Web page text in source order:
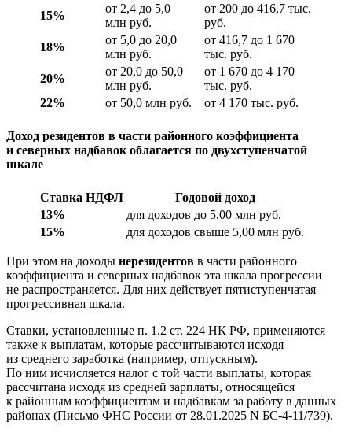
15%
от 2,4 до 5,0
млн руб.
от 200 до 416,7 тыс.
руб.
18%
от 5,0 до 20,0
млн руб.
от 416,7 до 1 670
тыс. руб.
20%
от 20,0 до 50,0
млн руб.
от 1 670 до 4 170
тыс. руб.
22%
от 50,0 млн руб. от 4 170 тыс. руб.
Доход резидентов в части районного коэффициента
и северных надбавок облагается по двухступенчатой
шкале
Ставка НДФЛ
Годовой доход
13%
для доходов до 5,00 млн руб.
15%
для доходов свыше 5,00 млн руб.
При этом на доходы нерезидентов в части районного
коэффициента и северных надбавок эта шкала прогрессии
не распространяется. Для них действует пятиступенчатая
прогрессивная шкала.
Ставки, установленные п. 1.2 ст. 224 НК РФ, применяются
также к выплатам, которые рассчитываются исходя
из среднего заработка (например, отпускным).
По ним исчисляется налог с той части выплаты, которая
рассчитана исходя из средней зарплаты, относящейся
к районным коэффициентам и надбавкам за работу в данных
районах (Письмо ФНС России от 28.01.2025 N БС-4-11/739).